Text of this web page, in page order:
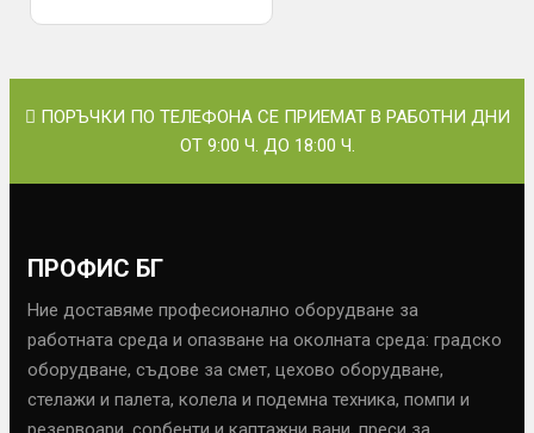
ПОРЪЧКИ ПО ТЕЛЕФОНА СЕ ПРИЕМАТ В РАБОТНИ ДНИ
ОТ 9:00 Ч. ДО 18:00 Ч.
ПРОФИС БГ
Ние доставяме професионално оборудване за
работната среда и опазване на околната среда: градско
оборудване, съдове за смет, цехово оборудване,
стелажи и палета, колела и подемна техника, помпи и